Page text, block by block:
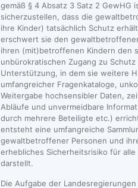
gemäß § 4 Absatz 3 Satz 2 GewHG
sicherzustellen, dass die
ihre Kinder) tatsächlich Schutz
erschwert sie den
ihren (mit)betroffenen Kindern den
unbürokratischen Zugang zu Schutz
Unterstützung, in dem sie weitere
umfangreicher Fragenkataloge,
Weitergabe hochsensibler Daten,
Abläufe und unvermeidbare
durch mehrere Beteiligte etc.)
entsteht eine umfangreiche
gewaltbetroffener Personen und
erhebliches Sicherheitsrisiko für
darstellt.
Die Aufgabe der